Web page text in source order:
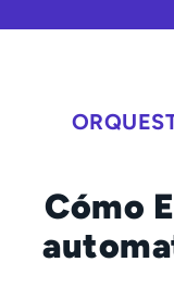
Cómo